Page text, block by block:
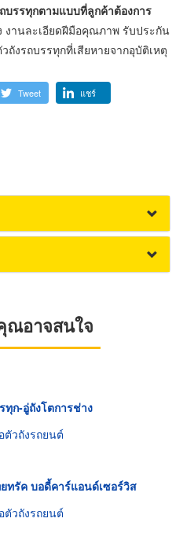
บรรทุกตามแบบที่ลูกค้าต้องการ
านละเอียดฝีมือคุณภาพ รับประกัน
งรถบรรทุกที่เสียหายจากอุบัติเหตุ
Tweet แชร์
ณอาจสนใจ
ทุก-อู่ถังโตการช่าง
ตัวถังรถยนต์
ทรัค บอดี้คาร์แอนด์เซอร์วิส
ตัวถังรถยนต์